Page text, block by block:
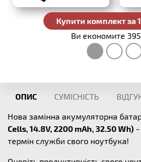
Купити комплект за
Ви економите
ОПИС СУМІСНІСТЬ
Нова замінна акумуляторна
Cells, 14.8V, 2200 mAh, 32.50 Wh) -
термін служби свого ноутбука!